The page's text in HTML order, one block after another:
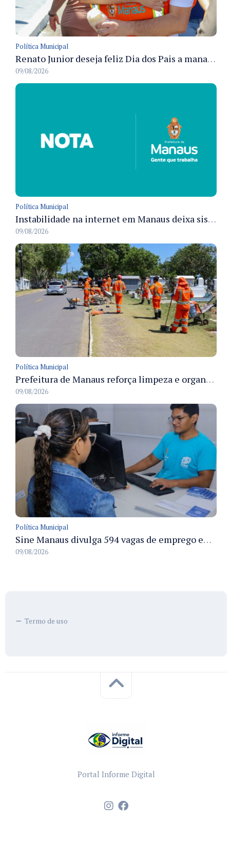
Política Municipal
Renato Junior deseja feliz Dia dos Pais a manauaras e detalha preparo dos cemitérios municipais
09/08/2026
Política Municipal
Instabilidade na internet em Manaus deixa sistemas de atendimento municipal temporariamente indisponíveis
09/08/2026
Política Municipal
Prefeitura de Manaus reforça limpeza e organização dos cemiterios municipais para receber famílias no Dia dos Pais
09/08/2026
Política Municipal
Sine Manaus divulga 594 vagas de emprego em Manaus com atendimento presencial nesta segunda-feira
09/08/2026
Termo de uso
Portal Informe Digital